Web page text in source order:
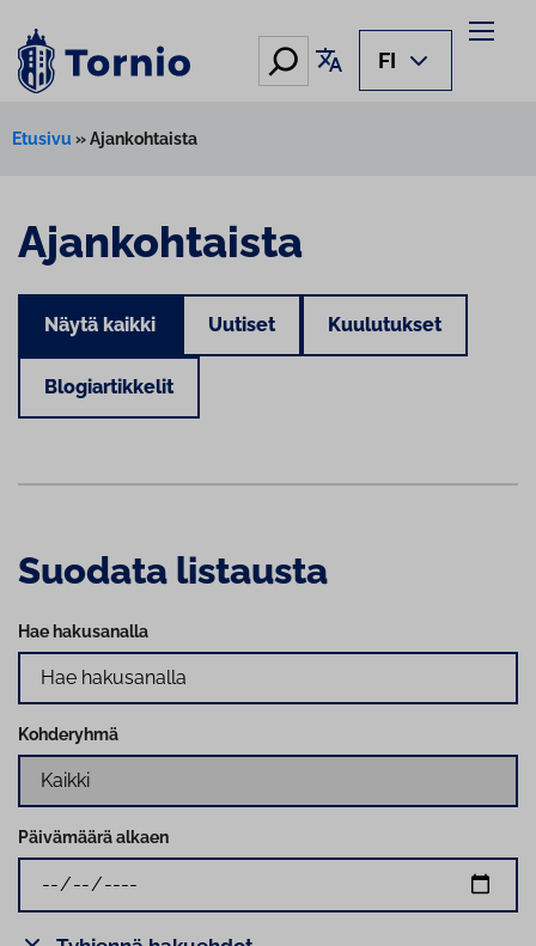
Hae Käännä sivu
FI
Etusivu »Ajankohtaista
Ajankohtaista
Näytä kaikki Uutiset Kuulutukset
Blogiartikkelit
Suodata listausta
Hae hakusanalla
Kohderyhmä
Päivämäärä alkaen